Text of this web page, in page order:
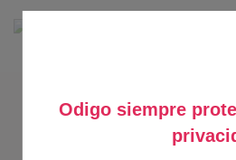
Odigo siempre
ODIGO
ENTERPRISE